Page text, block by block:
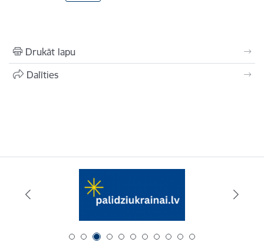
Drukāt lapu
Dalīties